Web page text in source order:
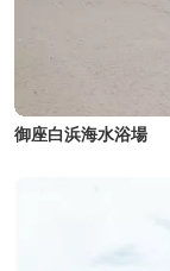
御座白浜海水浴場